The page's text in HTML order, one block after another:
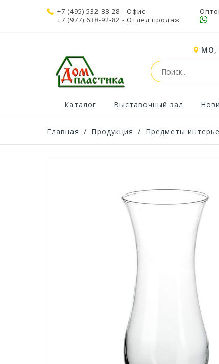
+7 (495) 532-88-28 - Офис
+7 (977) 638-92-82 - Отдел продаж
МО,
Каталог Выставочный зал
Главная / Продукция / Предметы